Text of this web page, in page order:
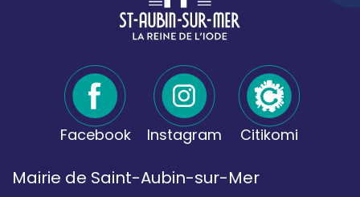
Facebook Instagram Citikomi
Mairie de Saint-Aubin-sur-Mer